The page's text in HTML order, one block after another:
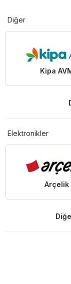
Diğer
Kipa
Elektronikler
Arçelik